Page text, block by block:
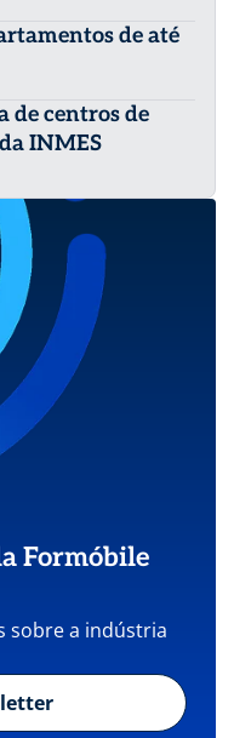
de até
de centros de
INMES
Formóbile
sobre a indústria